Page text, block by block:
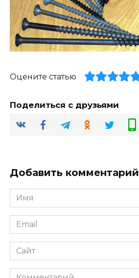
Оцените статью
Поделиться с друзьями
Добавить комментарий
Имя
*
Email
*
Сайт
Комментарий